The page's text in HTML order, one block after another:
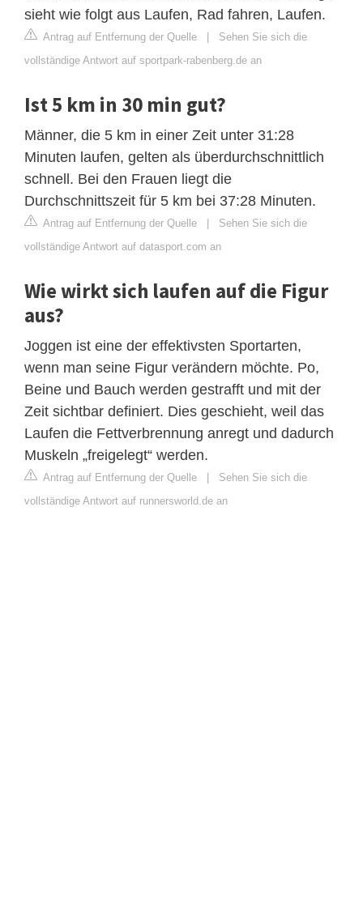
sieht wie folgt aus Laufen, Rad fahren, Laufen.
Antrag auf Entfernung der Quelle | Sehen Sie sich die
vollständige Antwort auf sportpark-rabenberg.de an
Ist 5 km in 30 min gut?
Männer, die 5 km in einer Zeit unter 31:28
Minuten laufen, gelten als überdurchschnittlich
schnell. Bei den Frauen liegt die
Durchschnittszeit für 5 km bei 37:28 Minuten.
Antrag auf Entfernung der Quelle | Sehen Sie sich die
vollständige Antwort auf datasport.com an
Wie wirkt sich laufen auf die Figur
aus?
Joggen ist eine der effektivsten Sportarten,
wenn man seine Figur verändern möchte. Po,
Beine und Bauch werden gestrafft und mit der
Zeit sichtbar definiert. Dies geschieht, weil das
Laufen die Fettverbrennung anregt und dadurch
Muskeln „freigelegt“ werden.
Antrag auf Entfernung der Quelle | Sehen Sie sich die
vollständige Antwort auf runnersworld.de an